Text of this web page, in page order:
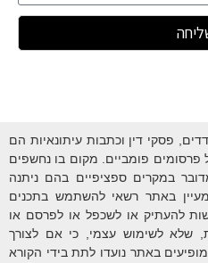
פסקי דין וכתבות עיתונאיות הם
פומביים. מקום בו נחשפים
במקרים ספציפיים בהם ניתנה
באתר רשאי להשתמש בתכנים
להעתיק או לשכפל או לפרסם או
שלא לשימוש עצמי, כי אם לצורך
באתר נועדו לתת בידי הקורא